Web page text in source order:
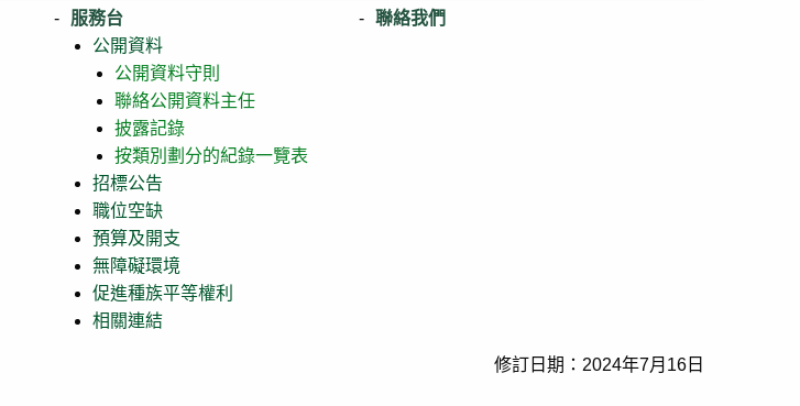
服務台
公開資料
公開資料守則
聯絡公開資料主任
披露記錄
按類別劃分的紀錄一覽表
招標公告
職位空缺
預算及開支
無障礙環境
促進種族平等權利
相關連結
聯絡我們
修訂日期：2024年7月16日